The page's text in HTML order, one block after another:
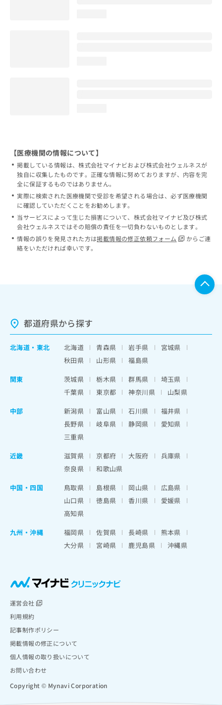
【医療機関の情報について】
掲載している情報は、株式会社マイナビおよび株式会社ウェルネスが
独自に収集したものです。正確な情報に努めておりますが、内容を完
全に保証するものではありません。
実際に検索された医療機関で受診を希望される場合は、必ず医療機関
に確認していただくことをお勧めします。
当サービスによって生じた損害について、株式会社マイナビ及び株式
会社ウェルネスではその賠償の責任を一切負わないものとします。
情報の誤りを発見された方は掲載情報の修正依頼フォーム
からご連
絡をいただければ幸いです。
都道府県から探す
北海道 ・ 東北 北海道 青森県 岩手県
宮城県
秋田県
山形県
福島県
関東
茨城県 栃木県 群馬県
埼玉県
千葉県
東京都 神奈川県
山梨県
中部
新潟県 富山県 石川県
福井県
長野県
岐阜県 静岡県
愛知県
三重県
近畿
滋賀県 京都府 大阪府
兵庫県
奈良県
和歌山県
中国・四国
鳥取県 島根県 岡山県
広島県
山口県
徳島県 香川県
愛媛県
高知県
九州・沖縄
福岡県 佐賀県 長崎県
熊本県
大分県
宮崎県 鹿児島県 沖縄県
運営会社
利用規約
記事制作ポリシー
掲載情報の修正について
個人情報の取り扱いについて
お問い合わせ
Copyright © Mynavi Corporation